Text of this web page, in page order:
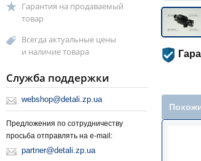
Гарантия на продаваемый
товар
Всегда актуальные цены
и наличие товара
Служба поддержки
webshop@detali.zp.ua
Предложения по сотрудничеству
просьба отправлять на e-mail:
partner@detali.zp.ua